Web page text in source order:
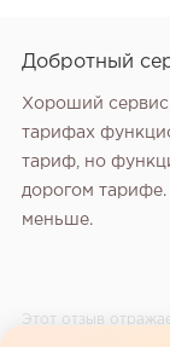
Добротный
Хороший
тарифах
тариф, но
дорогом
меньше.
Этот отзыв